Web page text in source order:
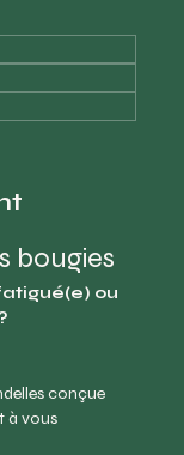
bougies
ou
conçue
à vous